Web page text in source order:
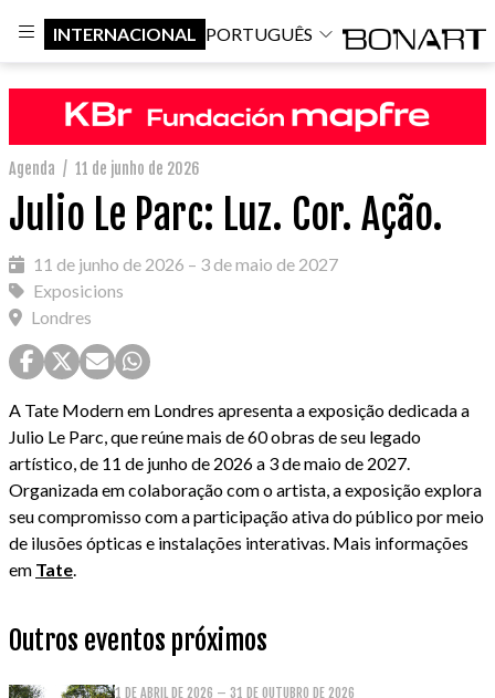
INTERNACIONAL PORTUGUÊS
Agenda / 11 de junho de 2026
Julio Le Parc: Luz. Cor. Ação.
11 de junho de 2026 – 3 de maio de 2027
Exposicions
Londres
A Tate Modern em Londres apresenta a exposição dedicada a
Julio Le Parc, que reúne mais de 60 obras de seu legado
artístico, de 11 de junho de 2026 a 3 de maio de 2027.
Organizada em colaboração com o artista, a exposição explora
seu compromisso com a participação ativa do público por meio
de ilusões ópticas e instalações interativas. Mais informações
em Tate
Outros eventos próximos
1 DE ABRIL DE 2026 – 31 DE OUTUBRO DE 2026